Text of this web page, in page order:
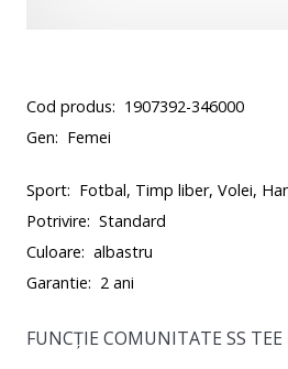
Cod produs: 1907392-346000
Gen: Femei
Sport: Fotbal, Timp liber, Volei,
Potrivire: Standard
Culoare: albastru
Garantie: 2 ani
FUNCȚIE COMUNITATE SS